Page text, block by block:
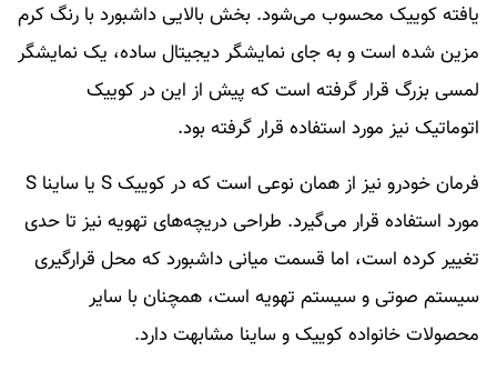
یافته کوییک محسوب می‌شود. بخش بالایی داشبورد با رنگ کرم
مزین شده است و به جای نمایشگر دیجیتال ساده، یک نمایشگر
لمسی بزرگ قرار گرفته است که پیش از این در کوییک
اتوماتیک نیز مورد استفاده قرار گرفته بود.
فرمان خودرو نیز از همان نوعی است که در کوییک S یا ساینا S
مورد استفاده قرار می‌گیرد. طراحی دریچه‌های تهویه نیز تا حدی
تغییر کرده است، اما قسمت میانی داشبورد که محل قرارگیری
سیستم صوتی و سیستم تهویه است، همچنان با سایر
محصولات خانواده کوییک و ساینا مشابهت دارد.